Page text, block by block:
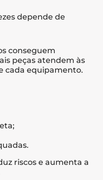
depende de
conseguem
peças atendem às
cada equipamento.
riscos e aumenta a